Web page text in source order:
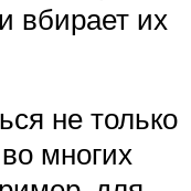
вбирает их
не только
многих